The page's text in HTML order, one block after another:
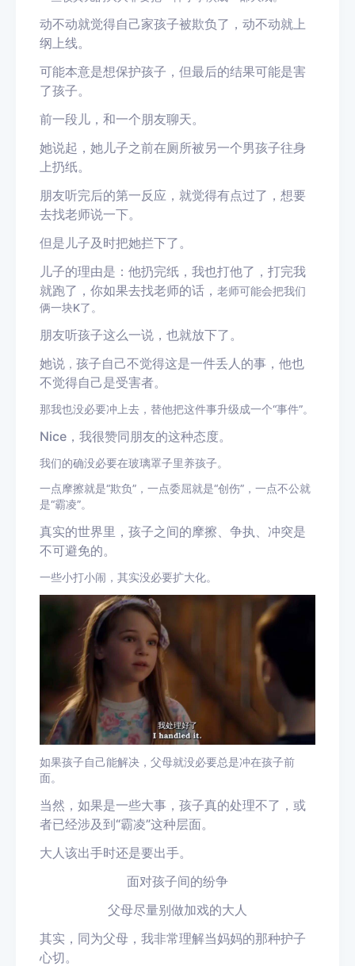
动不动就觉得自己家孩子被欺负了，动不动就上
纲上线。
可能本意是想保护孩子，但最后的结果可能是害
了孩子。
前一段儿，和一个朋友聊天。
她说起，她儿子之前在厕所被另一个男孩子往身
上扔纸。
朋友听完后的第一反应，就觉得有点过了，想要
去找老师说一下。
但是儿子及时把她拦下了。
儿子的理由是：他扔完纸，我也打他了，打完我
就跑了，你如果去找老师的话， 老师可能会把我们
俩一块K了。
朋友听孩子这么一说，也就放下了。
她说 ， 孩子自己不觉得这是一件丢人的事，他也
不觉得自己是受害者。
那我也没必要冲上去，替他把这件事升级成一个“事件”。
Nice ，我很赞同朋友的这种态度。
我们的确没必要在玻璃罩子里养孩子。
一点摩擦就是“欺负” ，一点委屈就是“创伤” ，一点不公就
是“霸凌”。
真实的世界里，孩子之间的摩擦、争执、冲突是
不可避免的。
一些小打小闹，其实没必要扩大化。
如果孩子自己能解决，父母就没必要总是冲在孩子前
面。
当然，如果是一些大事，孩子真的处理不了，或
者已经涉及到“霸凌”这种层面。
大人该出手时还是要出手。
面对孩子间的纷争
父母尽量别做加戏的大人
其实，同为父母，我非常理解当妈妈的那种护子
心切。